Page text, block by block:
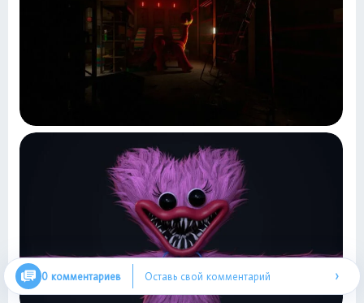
0 комментариев Оставь свой комментарий ›